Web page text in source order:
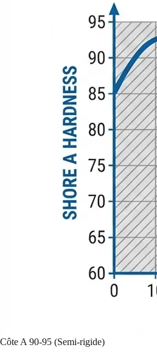
Côte A 90-95 (Semi-rigide)